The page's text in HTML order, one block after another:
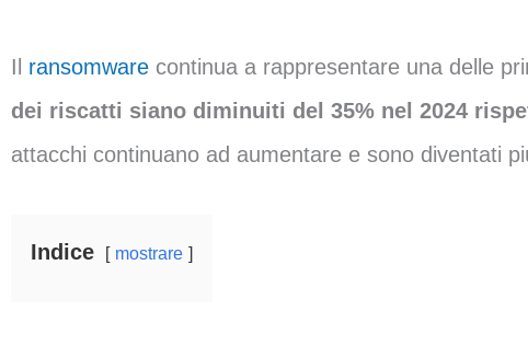
Il ransomware continua a rappresentare una delle
dei riscatti siano diminuiti del 35% nel 2024
attacchi continuano ad aumentare e sono diventati
Indice mostrare